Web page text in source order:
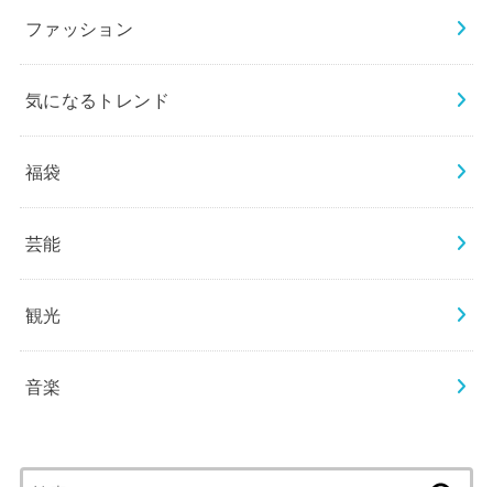
ファッション
気になるトレンド
福袋
芸能
観光
音楽